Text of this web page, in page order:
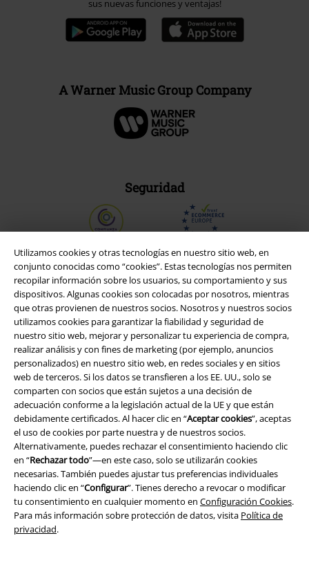
Utilizamos cookies y otras tecnologías en nuestro sitio web, en
conjunto conocidas como “cookies”. Estas tecnologías nos permiten
recopilar información sobre los usuarios, su comportamiento y sus
dispositivos. Algunas cookies son colocadas por nosotros, mientras
que otras provienen de nuestros socios. Nosotros y nuestros socios
utilizamos cookies para garantizar la fiabilidad y seguridad de
nuestro sitio web, mejorar y personalizar tu experiencia de compra,
realizar análisis y con fines de marketing (por ejemplo, anuncios
personalizados) en nuestro sitio web, en redes sociales y en sitios
web de terceros. Si los datos se transfieren a los EE. UU., solo se
comparten con socios que están sujetos a una decisión de
adecuación conforme a la legislación actual de la UE y que están
debidamente certificados. Al hacer clic en “Aceptar cookies”, aceptas
el uso de cookies por parte nuestra y de nuestros socios.
Alternativamente, puedes rechazar el consentimiento haciendo clic
en “Rechazar todo”—en este caso, solo se utilizarán cookies
necesarias. También puedes ajustar tus preferencias individuales
haciendo clic en “Configurar”. Tienes derecho a revocar o modificar
tu consentimiento en cualquier momento en Configuración Cookies.
Para más información sobre protección de datos, visita Política de
privacidad.
sus nuevas funciones y ventajas!
A Warner Music Group Company
Seguridad
Legal
Términos y Condiciones
Aviso Legal
Ley protección de datos
Eliminación de residuos y protección del medioambiente
Declaración de Conformidad